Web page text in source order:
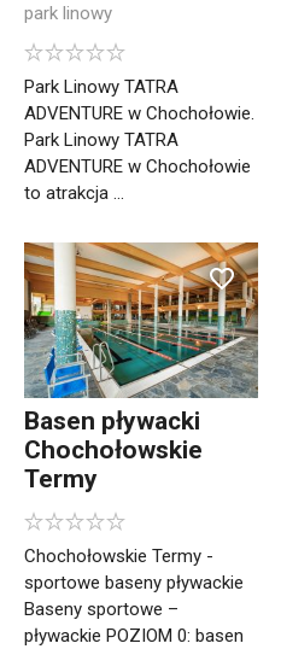
park linowy
Park Linowy TATRA
ADVENTURE w Chochołowie.
Park Linowy TATRA
ADVENTURE w Chochołowie
to atrakcja ...
Basen pływacki
Chochołowskie
Termy
Chochołowskie Termy -
sportowe baseny pływackie
Baseny sportowe –
pływackie POZIOM 0: basen